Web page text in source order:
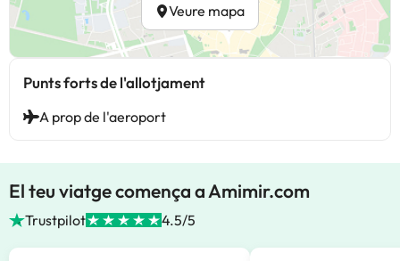
Veure mapa
Punts forts de l'allotjament
A prop de l'aeroport
El teu viatge comença a Amimir.com
Trustpilot 4.5/5